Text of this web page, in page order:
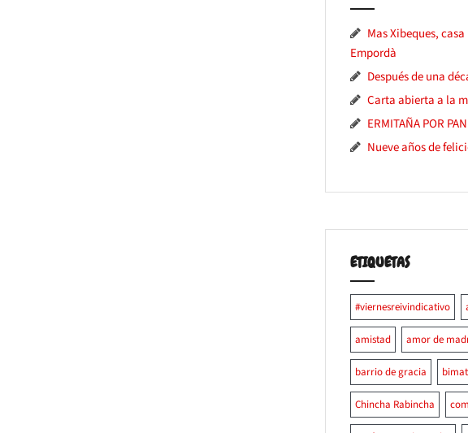
Mas Xibeques,
Empordà
Después de una
Carta abierta a la
ERMITAÑA POR
Nueve años de
ETIQUETAS
#viernesreivindicativo
amistad amor de
barrio de gracia
Chincha Rabincha